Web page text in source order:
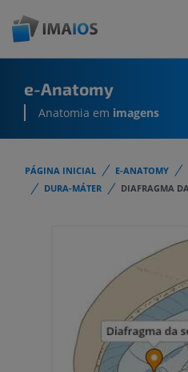
e-Anatomy
Anatomia em imagens
PÁGINA INICIAL E-ANATOMY
DURA-MÁTER
DIAFRAGMA